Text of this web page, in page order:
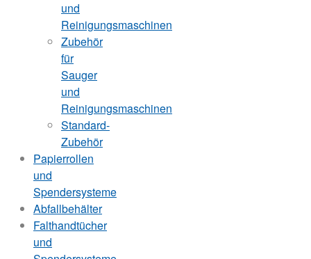
und
Reinigungsmaschinen
Zubehör
für
Sauger
und
Reinigungsmaschinen
Standard-
Zubehör
Papierrollen
und
Spendersysteme
Abfallbehälter
Falthandtücher
und